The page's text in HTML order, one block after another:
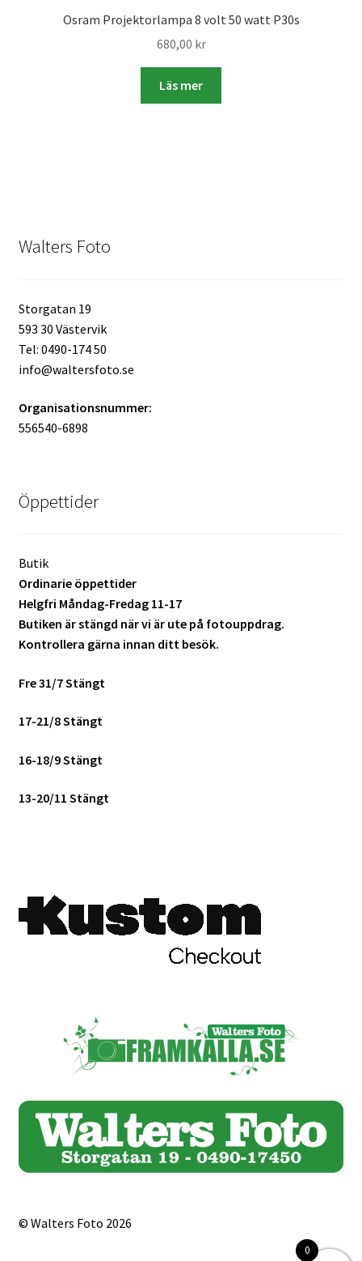
Varukorg
Osram Projektorlampa 8 volt 50 watt P30s
680,00 kr
Läs mer
Walters Foto
Storgatan 19
593 30 Västervik
Tel: 0490-174 50
info@waltersfoto.se
Organisationsnummer:
556540-6898
Öppettider
Butik
Ordinarie öppettider
Helgfri Måndag-Fredag 11-17
Butiken är stängd när vi är ute på fotouppdrag.
Kontrollera gärna innan ditt besök.
Fre 31/7 Stängt
17-21/8 Stängt
16-18/9 Stängt
13-20/11 Stängt
© Walters Foto 2026
0